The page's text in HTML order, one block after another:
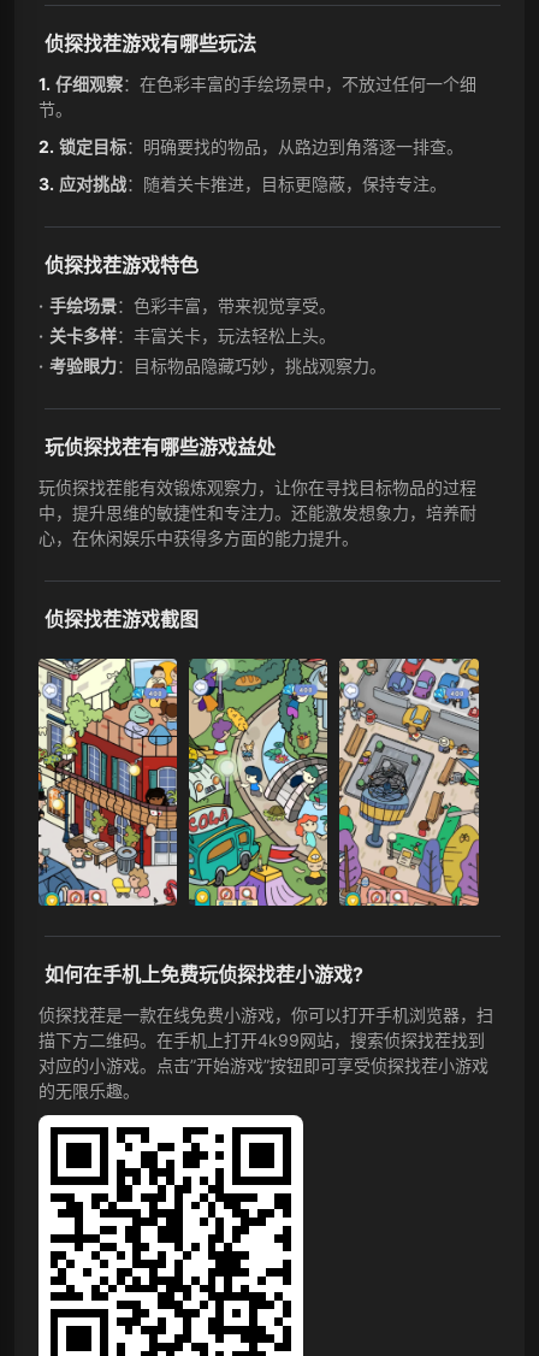
侦探找茬游戏有哪些玩法
仔细观察：在色彩丰富的手绘场景中，不放过任何一个细
节。
锁定目标：明确要找的物品，从路边到角落逐一排查。
应对挑战：随着关卡推进，目标更隐蔽，保持专注。
侦探找茬游戏特色
手绘场景：色彩丰富，带来视觉享受。
关卡多样：丰富关卡，玩法轻松上头。
考验眼力：目标物品隐藏巧妙，挑战观察力。
玩侦探找茬有哪些游戏益处
玩侦探找茬能有效锻炼观察力，让你在寻找目标物品的过程
中，提升思维的敏捷性和专注力。还能激发想象力，培养耐
心，在休闲娱乐中获得多方面的能力提升。
侦探找茬游戏截图
如何在手机上免费玩侦探找茬小游戏?
侦探找茬是一款在线免费小游戏，你可以打开手机浏览器，扫
描下方二维码。在手机上打开4k99网站，搜索侦探找茬找到
对应的小游戏。点击”开始游戏”按钮即可享受侦探找茬小游戏
的无限乐趣。